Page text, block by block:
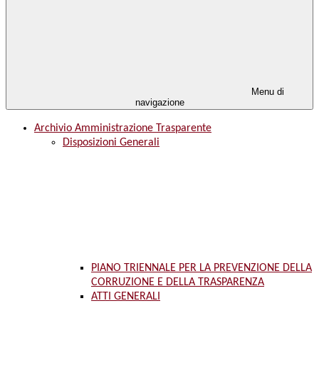
Menu di
navigazione
Archivio Amministrazione Trasparente
Disposizioni Generali
PIANO TRIENNALE PER LA PREVENZIONE DELLA
CORRUZIONE E DELLA TRASPARENZA
ATTI GENERALI